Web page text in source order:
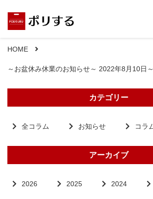
HOME
～お盆休み休業のお知らせ～ 2022年8月10日
カテゴリー
全コラム お知らせ コラ
アーカイブ
2026 2025 2024